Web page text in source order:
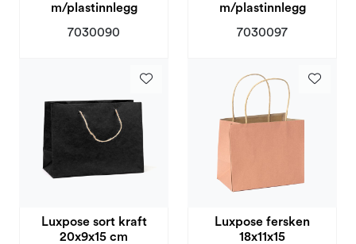
m/plastinnlegg
7030090
m/plastinnlegg
7030097
Luxpose sort kraft
20x9x15 cm
Luxpose fersken
18x11x15